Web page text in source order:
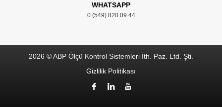
WHATSAPP
0 (549) 820 09 44
2026 © ABP Ölçü Kontrol Sistemleri İth. Paz. Ltd. Şti.
Gizlilik Politikası